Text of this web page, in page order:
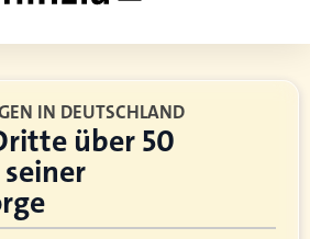
IN DEUTSCHLAND
über 50